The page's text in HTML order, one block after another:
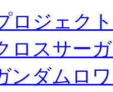
ロジェク
ロスサー
ンダムロ